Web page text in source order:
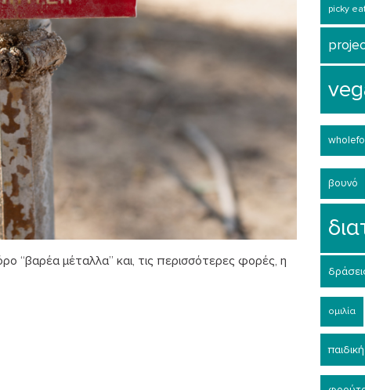
“βαρέα μέταλλα” και, τις περισσότερες φορές, η
picky
βουνό
ομιλία